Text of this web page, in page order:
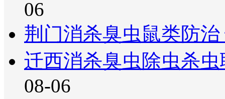
06
荆门消杀臭虫鼠类防
迁西消杀臭虫除虫杀
08-06